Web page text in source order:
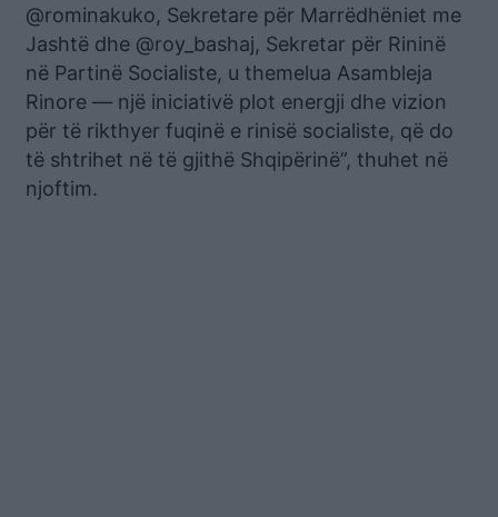
@rominakuko, Sekretare për Marrëdhëniet me
Jashtë dhe @roy_bashaj, Sekretar për Rininë
në Partinë Socialiste, u themelua Asambleja
Rinore — një iniciativë plot energji dhe vizion
për të rikthyer fuqinë e rinisë socialiste, që do
të shtrihet në të gjithë Shqipërinë”, thuhet në
njoftim.